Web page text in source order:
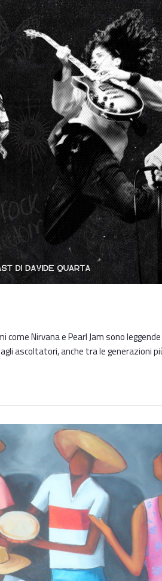
come Nirvana e Pearl Jam sono
ascoltatori, anche tra le generazioni